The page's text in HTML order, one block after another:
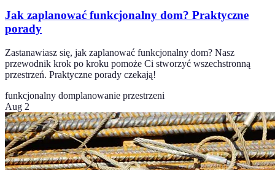
Jak zaplanować funkcjonalny dom? Praktyczne
porady
Zastanawiasz się, jak zaplanować funkcjonalny dom? Nasz
przewodnik krok po kroku pomoże Ci stworzyć wszechstronną
przestrzeń. Praktyczne porady czekają!
funkcjonalny domplanowanie przestrzeni
Aug 2